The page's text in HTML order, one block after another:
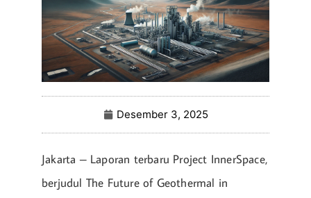
Desember 3, 2025
Jakarta – Laporan terbaru Project InnerSpace,
berjudul The Future of Geothermal in